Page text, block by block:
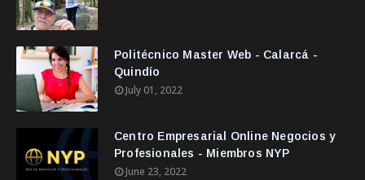
Politécnico Master Web - Calarcá -
Quindío
July 01, 2022
Centro Empresarial Online Negocios y
Profesionales - Miembros NYP
June 23, 2022